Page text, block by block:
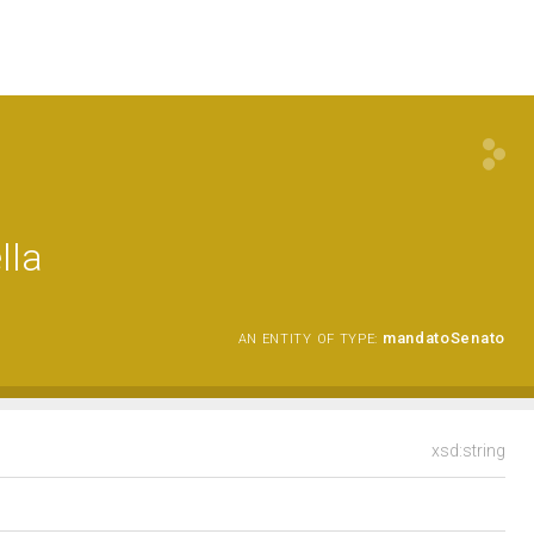
AN ENTITY OF TYPE: mandatoSenato
xsd:string